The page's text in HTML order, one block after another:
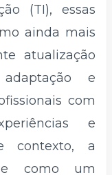
(TI), essas
ainda mais
atualização
e
com
e
contexto, a
como um